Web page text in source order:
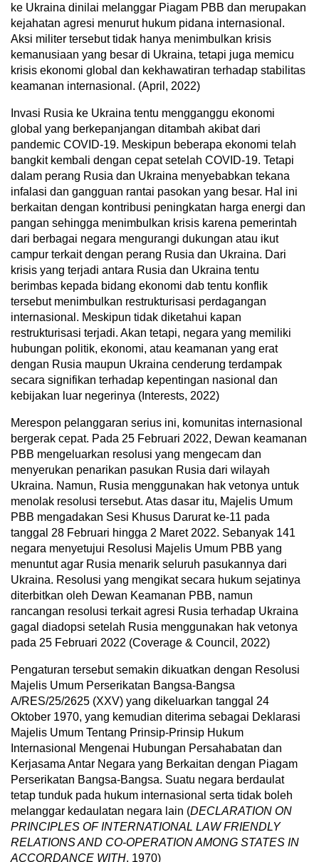
ke Ukraina dinilai melanggar Piagam PBB dan merupakan
kejahatan agresi menurut hukum pidana internasional.
Aksi militer tersebut tidak hanya menimbulkan krisis
kemanusiaan yang besar di Ukraina, tetapi juga memicu
krisis ekonomi global dan kekhawatiran terhadap stabilitas
keamanan internasional. (April, 2022)
Invasi Rusia ke Ukraina tentu mengganggu ekonomi
global yang berkepanjangan ditambah akibat dari
pandemic COVID-19. Meskipun beberapa ekonomi telah
bangkit kembali dengan cepat setelah COVID-19. Tetapi
dalam perang Rusia dan Ukraina menyebabkan tekana
infalasi dan gangguan rantai pasokan yang besar. Hal ini
berkaitan dengan kontribusi peningkatan harga energi dan
pangan sehingga menimbulkan krisis karena pemerintah
dari berbagai negara mengurangi dukungan atau ikut
campur terkait dengan perang Rusia dan Ukraina. Dari
krisis yang terjadi antara Rusia dan Ukraina tentu
berimbas kepada bidang ekonomi dab tentu konflik
tersebut menimbulkan restrukturisasi perdagangan
internasional. Meskipun tidak diketahui kapan
restrukturisasi terjadi. Akan tetapi, negara yang memiliki
hubungan politik, ekonomi, atau keamanan yang erat
dengan Rusia maupun Ukraina cenderung terdampak
secara signifikan terhadap kepentingan nasional dan
kebijakan luar negerinya (Interests, 2022)
Merespon pelanggaran serius ini, komunitas internasional
bergerak cepat. Pada 25 Februari 2022, Dewan keamanan
PBB mengeluarkan resolusi yang mengecam dan
menyerukan penarikan pasukan Rusia dari wilayah
Ukraina. Namun, Rusia menggunakan hak vetonya untuk
menolak resolusi tersebut. Atas dasar itu, Majelis Umum
PBB mengadakan Sesi Khusus Darurat ke-11 pada
tanggal 28 Februari hingga 2 Maret 2022. Sebanyak 141
negara menyetujui Resolusi Majelis Umum PBB yang
menuntut agar Rusia menarik seluruh pasukannya dari
Ukraina. Resolusi yang mengikat secara hukum sejatinya
diterbitkan oleh Dewan Keamanan PBB, namun
rancangan resolusi terkait agresi Rusia terhadap Ukraina
gagal diadopsi setelah Rusia menggunakan hak vetonya
pada 25 Februari 2022 (Coverage & Council, 2022)
Pengaturan tersebut semakin dikuatkan dengan Resolusi
Majelis Umum Perserikatan Bangsa-Bangsa
A/RES/25/2625 (XXV) yang dikeluarkan tanggal 24
Oktober 1970, yang kemudian diterima sebagai Deklarasi
Majelis Umum Tentang Prinsip-Prinsip Hukum
Internasional Mengenai Hubungan Persahabatan dan
Kerjasama Antar Negara yang Berkaitan dengan Piagam
Perserikatan Bangsa-Bangsa. Suatu negara berdaulat
tetap tunduk pada hukum internasional serta tidak boleh
melanggar kedaulatan negara lain (DECLARATION ON
PRINCIPLES OF INTERNATIONAL LAW FRIENDLY
RELATIONS AND CO-OPERATION AMONG STATES IN
ACCORDANCE WITH, 1970)